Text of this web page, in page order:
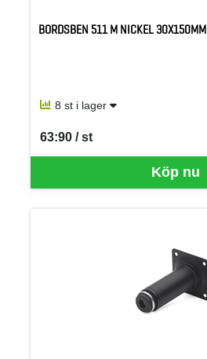
BORDSBEN 511 M NICKEL 30X150MM
8 st i lager
Köp nu
63:90 / st
SEK per ST